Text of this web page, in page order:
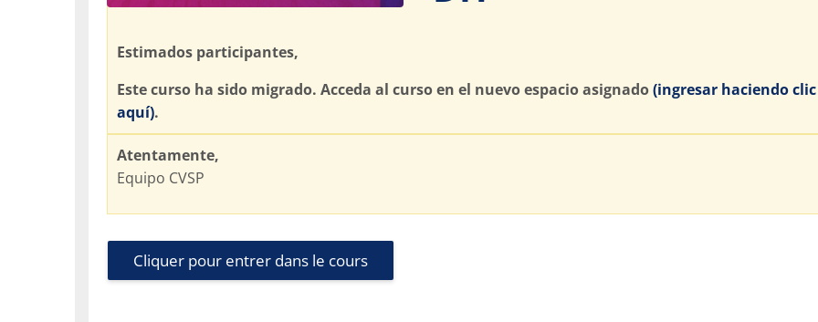
Estimados participantes,
Este curso ha sido migrado. Acceda al curso en el nuevo espacio asignado(ingresar haciendo clic
aquí).
Atentamente,
Equipo CVSP
Cliquer pour entrer dans le cours